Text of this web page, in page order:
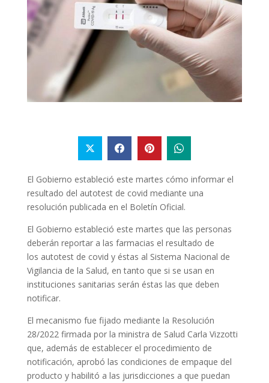
El Gobierno estableció este martes cómo informar el
resultado del autotest de covid mediante una
resolución publicada en el Boletín Oficial.
El Gobierno estableció este martes que las personas
deberán reportar a las farmacias el resultado de
los autotest de covid y éstas al Sistema Nacional de
Vigilancia de la Salud, en tanto que si se usan en
instituciones sanitarias serán éstas las que deben
notificar.
El mecanismo fue fijado mediante la Resolución
28/2022 firmada por la ministra de Salud Carla Vizzotti
que, además de establecer el procedimiento de
notificación, aprobó las condiciones de empaque del
producto y habilitó a las jurisdicciones a que puedan